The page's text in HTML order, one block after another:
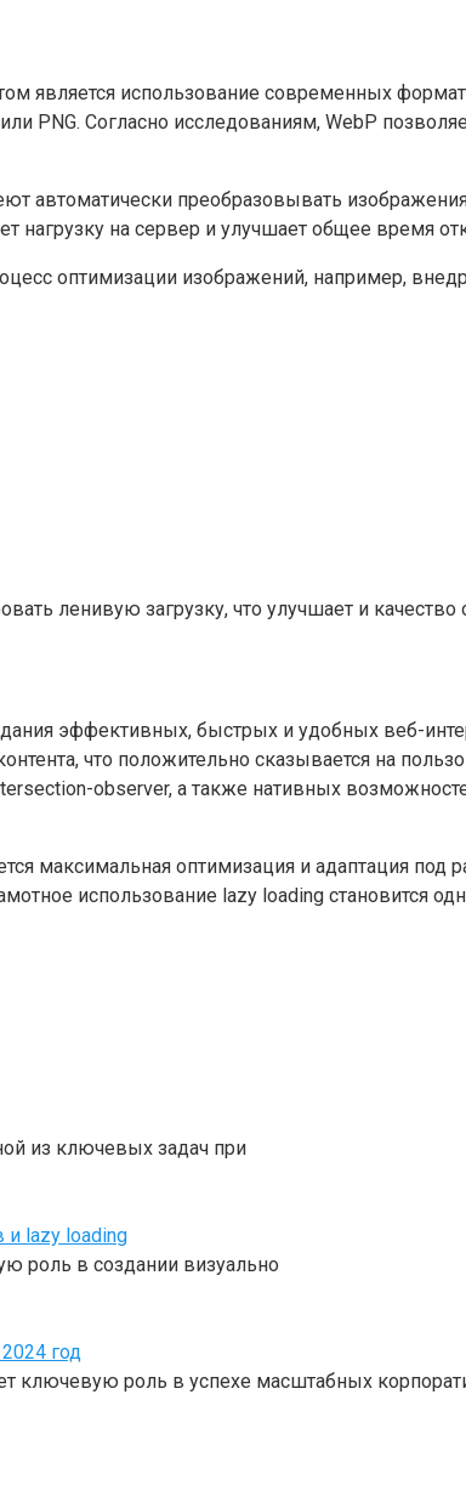
является использование современных
PNG. Согласно исследованиям, WebP
автоматически преобразовывать
нагрузку на сервер и улучшает общее время
оптимизации изображений, например,
ленивую загрузку, что улучшает и качество
эффективных, быстрых и удобных веб-
что положительно сказывается на
observer, а также нативных
максимальная оптимизация и адаптация под
использование lazy loading становится
из ключевых задач при
и lazy loading
роль в создании визуально
год
ключевую роль в успехе масштабных